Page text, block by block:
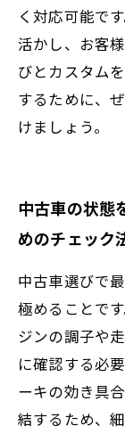
く対応可能で
活かし、お客
びとカスタム
するために、
けましょう。
中古車の状態
めのチェック
中古車選びで
極めることで
ジンの調子や
に確認する必
ーキの効き具
結するため、